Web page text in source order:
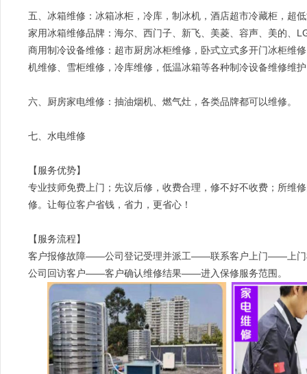
五、冰箱维修：冰箱冰柜，冷库，制冰机，酒店超市冷藏柜，超
家用冰箱维修品牌：海尔、西门子、新飞、美菱、容声、美的、
商用制冷设备维修：超市厨房冰柜维修，卧式立式多开门冰柜维
机维修、雪柜维修，冷库维修，低温冰箱等各种制冷设备维修维
六、厨房家电维修：抽油烟机、燃气灶，各类品牌都可以维修。
七、水电维修
【服务优势】
专业技师免费上门；先议后修，收费合理，修不好不收费；所维
修。让每位客户省钱，省力，更省心！
【服务流程】
客户报修故障——公司登记受理并派工——联系客户上门——上
公司回访客户——客户确认维修结果——进入保修服务范围。